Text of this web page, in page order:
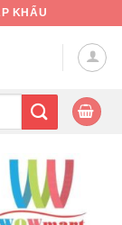
KHẨU